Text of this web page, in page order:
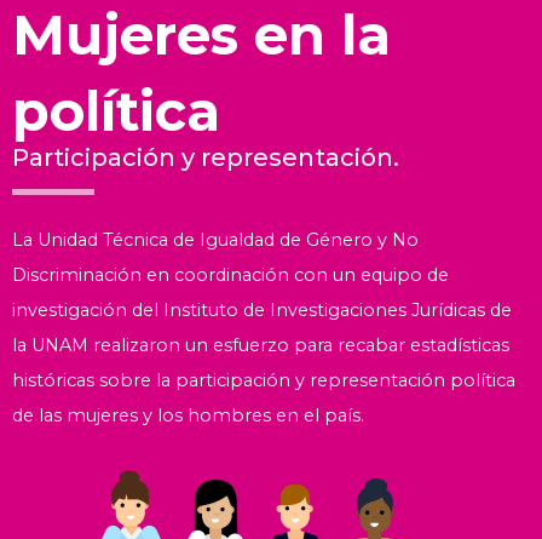
Mujeres en la
política
Participación y representación.
La Unidad Técnica de Igualdad de Género y No
Discriminación en coordinación con un equipo de
investigación del Instituto de Investigaciones Jurídicas de
la UNAM realizaron un esfuerzo para recabar estadísticas
históricas sobre la participación y representación política
de las mujeres y los hombres en el país.